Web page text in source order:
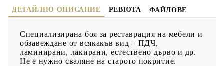
ДЕТАЙЛНО ОПИСАНИЕ РЕВЮТА ФАЙЛОВЕ
Специализирана боя за реставрация на мебели и
обзавеждане от всякакъв вид – ПДЧ,
ламинирани, лакирани, естествено дърво и др.
Не е нужно сваляне на старото покритие.